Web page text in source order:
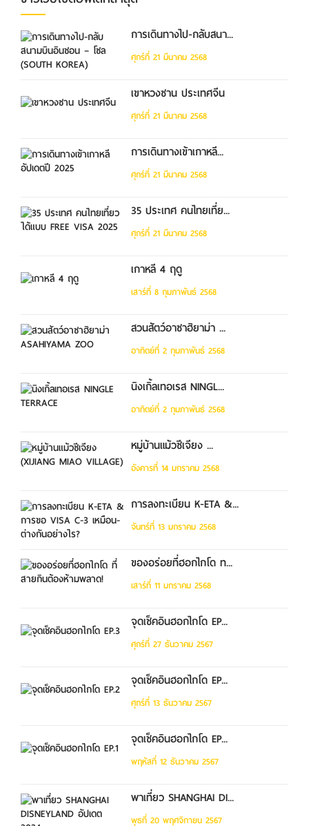
การเดินทางไป-กลับสนา...
ศุกร์ที่ 21 มีนาคม 2568
เขาหวงซาน ประเทศจีน
ศุกร์ที่ 21 มีนาคม 2568
การเดินทางเข้าเกาหลี...
ศุกร์ที่ 21 มีนาคม 2568
35 ประเทศ คนไทยเที่ย...
ศุกร์ที่ 21 มีนาคม 2568
เกาหลี 4 ฤดู
เสาร์ที่ 8 กุมภาพันธ์ 2568
สวนสัตว์อาซาฮิยาม่า ...
อาทิตย์ที่ 2 กุมภาพันธ์ 2568
นิงเกิ้ลเทอเรส NINGL...
อาทิตย์ที่ 2 กุมภาพันธ์ 2568
หมู่บ้านแม้วซีเจียง ...
อังคารที่ 14 มกราคม 2568
การลงทะเบียน K-ETA &...
จันทร์ที่ 13 มกราคม 2568
ของอร่อยที่ฮอกไกโด ท...
เสาร์ที่ 11 มกราคม 2568
จุดเช็คอินฮอกไกโด EP...
ศุกร์ที่ 27 ธันวาคม 2567
จุดเช็คอินฮอกไกโด EP...
ศุกร์ที่ 13 ธันวาคม 2567
จุดเช็คอินฮอกไกโด EP...
พฤหัสที่ 12 ธันวาคม 2567
พาเที่ยว SHANGHAI DI...
พุธที่ 20 พฤศจิกายน 2567